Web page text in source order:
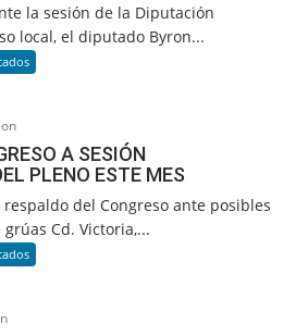
la sesión de la Diputación
local, el diputado Byron...
A SESIÓN
PLENO ESTE MES
del Congreso ante posibles
Cd. Victoria,...